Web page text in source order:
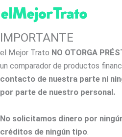
IMPORTANTE
el Mejor Trato NO OTORGA
un comparador de productos
contacto de nuestra parte ni
por parte de nuestro personal.
No solicitamos dinero por
créditos de ningún tipo.